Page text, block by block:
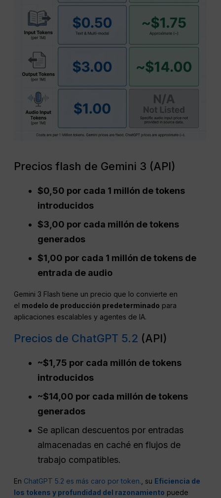
Precios flash de Gemini 3 (API)
$0,50 por cada 1 millón de tokens
introducidos
$3,00 por cada millón de tokens
generados
$1,00 por cada 1 millón de tokens de
entrada de audio
Gemini 3 Flash tiene un precio que lo convierte en
el modelo de producción predeterminado para
aplicaciones escalables y agentes de IA.
Precios de ChatGPT 5.2 (API)
~$1,75 por cada millón de tokens
introducidos
~$14,00 por cada millón de tokens
generados
Se aplican descuentos por entradas
almacenadas en caché en flujos de
trabajo compatibles.
En ChatGPT 5.2 es más caro por token. , su Eficiencia de
los tokens y profundidad del razonamiento puede